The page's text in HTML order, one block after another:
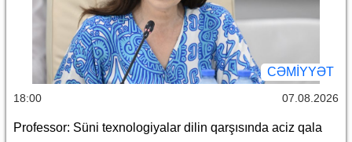
CƏMİYYƏT
18:00 07.08.2026
Professor: Süni texnologiyalar dilin qarşısında aciz qala